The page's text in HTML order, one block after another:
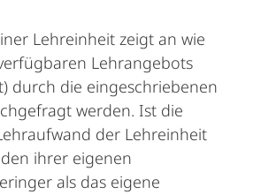
Lehreinheit zeigt an wie
Lehrangebots
durch die eingeschriebenen
werden. Ist die
der Lehreinheit
ihrer eigenen
als das eigene